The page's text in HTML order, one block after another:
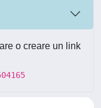
o creare un link